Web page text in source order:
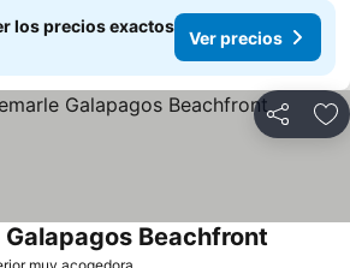
los precios exactos
Ver precios
Compartir
muy acogedora
Beachfront